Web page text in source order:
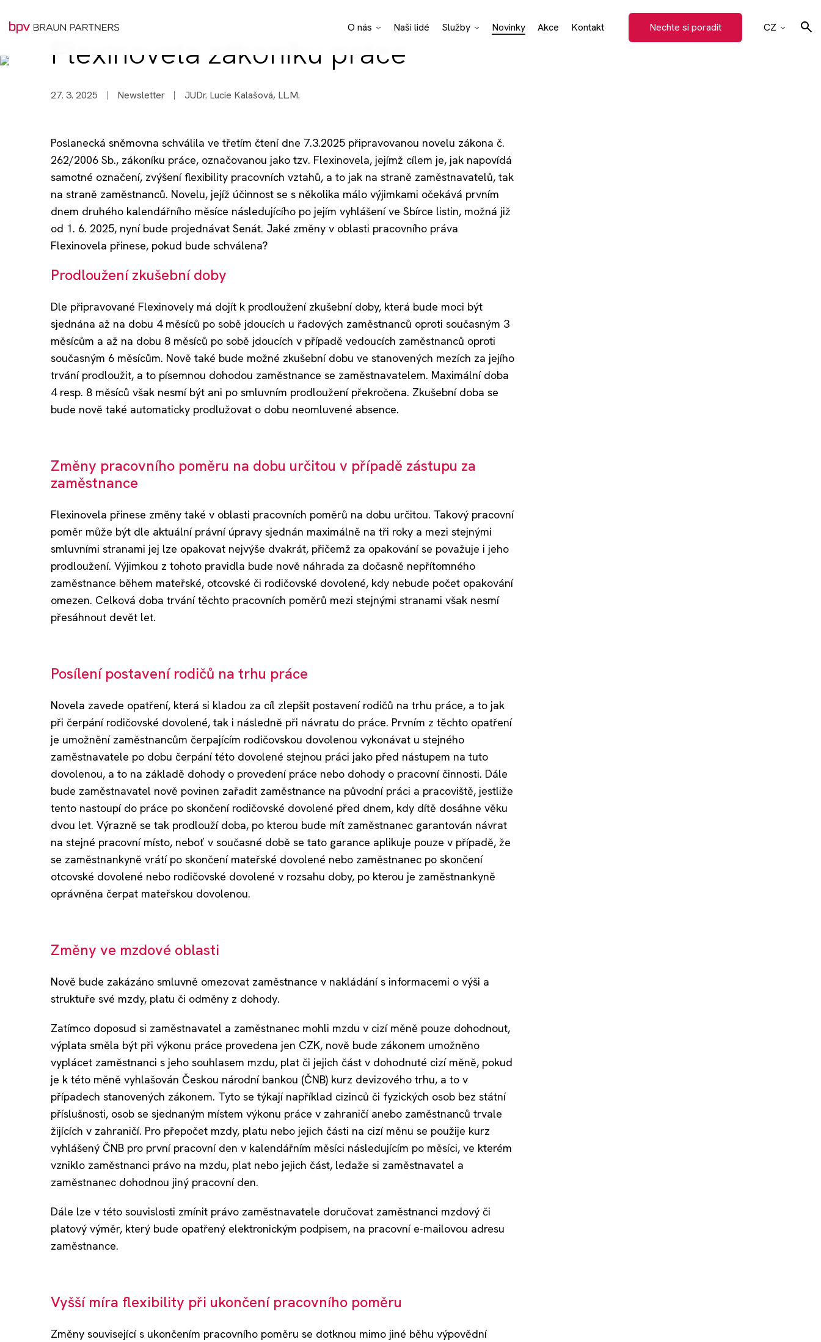
O nás
Naši lidé
Služby
Novinky Akce Kontakt Nechte si poradit
CZ
Flexinovela zákoníku práce
27. 3. 2025 Newsletter JUDr. Lucie Kalašová, LL.M.
Poslanecká sněmovna schválila ve třetím čtení dne 7.3.2025 připravovanou novelu zákona č.
262/2006 Sb., zákoníku práce, označovanou jako tzv. Flexinovela, jejímž cílem je, jak napovídá
samotné označení, zvýšení flexibility pracovních vztahů, a to jak na straně zaměstnavatelů, tak
na straně zaměstnanců. Novelu, jejíž účinnost se s několika málo výjimkami očekává prvním
dnem druhého kalendářního měsíce následujícího po jejím vyhlášení ve Sbírce listin, možná již
od 1. 6. 2025, nyní bude projednávat Senát. Jaké změny v oblasti pracovního práva
Flexinovela přinese, pokud bude schválena?
Prodloužení zkušební doby
Dle připravované Flexinovely má dojít k prodloužení zkušební doby, která bude moci být
sjednána až na dobu 4 měsíců po sobě jdoucích u řadových zaměstnanců oproti současným 3
měsícům a až na dobu 8 měsíců po sobě jdoucích v případě vedoucích zaměstnanců oproti
současným 6 měsícům. Nově také bude možné zkušební dobu ve stanovených mezích za jejího
trvání prodloužit, a to písemnou dohodou zaměstnance se zaměstnavatelem. Maximální doba
4 resp. 8 měsíců však nesmí být ani po smluvním prodloužení překročena. Zkušební doba se
bude nově také automaticky prodlužovat o dobu neomluvené absence.
Změny pracovního poměru na dobu určitou v případě zástupu za
zaměstnance
Flexinovela přinese změny také v oblasti pracovních poměrů na dobu určitou. Takový pracovní
poměr může být dle aktuální právní úpravy sjednán maximálně na tři roky a mezi stejnými
smluvními stranami jej lze opakovat nejvýše dvakrát, přičemž za opakování se považuje i jeho
prodloužení. Výjimkou z tohoto pravidla bude nově náhrada za dočasně nepřítomného
zaměstnance během mateřské, otcovské či rodičovské dovolené, kdy nebude počet opakování
omezen. Celková doba trvání těchto pracovních poměrů mezi stejnými stranami však nesmí
přesáhnout devět let.
Posílení postavení rodičů na trhu práce
Novela zavede opatření, která si kladou za cíl zlepšit postavení rodičů na trhu práce, a to jak
při čerpání rodičovské dovolené, tak i následně při návratu do práce. Prvním z těchto opatření
je umožnění zaměstnancům čerpajícím rodičovskou dovolenou vykonávat u stejného
zaměstnavatele po dobu čerpání této dovolené stejnou práci jako před nástupem na tuto
dovolenou, a to na základě dohody o provedení práce nebo dohody o pracovní činnosti. Dále
bude zaměstnavatel nově povinen zařadit zaměstnance na původní práci a pracoviště, jestliže
tento nastoupí do práce po skončení rodičovské dovolené před dnem, kdy dítě dosáhne věku
dvou let. Výrazně se tak prodlouží doba, po kterou bude mít zaměstnanec garantován návrat
na stejné pracovní místo, neboť v současné době se tato garance aplikuje pouze v případě, že
se zaměstnankyně vrátí po skončení mateřské dovolené nebo zaměstnanec po skončení
otcovské dovolené nebo rodičovské dovolené v rozsahu doby, po kterou je zaměstnankyně
oprávněna čerpat mateřskou dovolenou.
Změny ve mzdové oblasti
Nově bude zakázáno smluvně omezovat zaměstnance v nakládání s informacemi o výši a
struktuře své mzdy, platu či odměny z dohody.
Zatímco doposud si zaměstnavatel a zaměstnanec mohli mzdu v cizí měně pouze dohodnout,
výplata směla být při výkonu práce provedena jen CZK, nově bude zákonem umožněno
vyplácet zaměstnanci s jeho souhlasem mzdu, plat či jejich část v dohodnuté cizí měně, pokud
je k této měně vyhlašován Českou národní bankou (ČNB) kurz devizového trhu, a to v
případech stanovených zákonem. Tyto se týkají například cizinců či fyzických osob bez státní
příslušnosti, osob se sjednaným místem výkonu práce v zahraničí anebo zaměstnanců trvale
žijících v zahraničí. Pro přepočet mzdy, platu nebo jejich části na cizí měnu se použije kurz
vyhlášený ČNB pro první pracovní den v kalendářním měsíci následujícím po měsíci, ve kterém
vzniklo zaměstnanci právo na mzdu, plat nebo jejich část, ledaže si zaměstnavatel a
zaměstnanec dohodnou jiný pracovní den.
Dále lze v této souvislosti zmínit právo zaměstnavatele doručovat zaměstnanci mzdový či
platový výměr, který bude opatřený elektronickým podpisem, na pracovní e-mailovou adresu
zaměstnance.
Vyšší míra flexibility při ukončení pracovního poměru
Změny související s ukončením pracovního poměru se dotknou mimo jiné běhu výpovědní